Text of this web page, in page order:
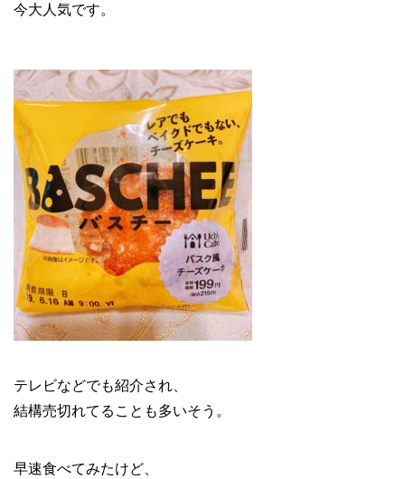
今大人気です。
テレビなどでも紹介され、
結構売切れてることも多いそう。
早速食べてみたけど、